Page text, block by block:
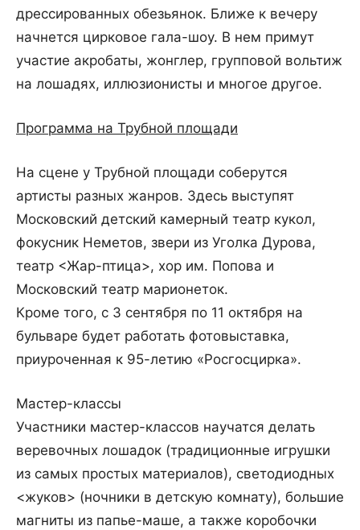
дрессированных обезьянок. Ближе к вечеру
начнется цирковое гала-шоу. В нем примут
участие акробаты, жонглер, групповой вольтиж
на лошадях, иллюзионисты и многое другое.
Программа на Трубной площади
На сцене у Трубной площади соберутся
артисты разных жанров. Здесь выступят
Московский детский камерный театр кукол,
фокусник Неметов, звери из Уголка Дурова,
театр <Жар-птица>, хор им. Попова и
Московский театр марионеток.
Кроме того, с 3 сентября по 11 октября на
бульваре будет работать фотовыставка,
приуроченная к 95-летию «Росгосцирка».
Мастер-классы
Участники мастер-классов научатся делать
веревочных лошадок (традиционные игрушки
из самых простых материалов), светодиодных
<жуков> (ночники в детскую комнату), большие
магниты из папье-маше, а также коробочки